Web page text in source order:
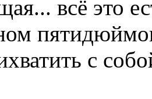
всё это
с